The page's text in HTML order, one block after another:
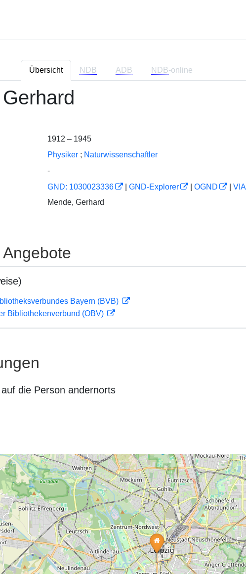
Übersicht NDB ADB NDB-online
1912 – 1945
Physiker ; Naturwissenschaftler
-
GND: 1030023336
GND-Explorer OGND
Mende, Gerhard
Bayern (BVB)
Bibliothekenverbund (OBV)
die Person andernorts